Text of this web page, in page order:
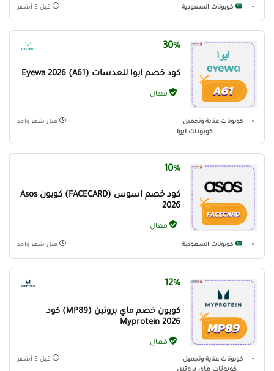
كوبونات السعودية قبل 5 أشهر
30%
كود خصم ايوا للعدسات (A61) Eyewa 2026
فعال
كوبونات عناية وتجميل
كوبونات ايوا
قبل شهر واحد
10%
كود خصم اسوس (FACECARD) كوبون Asos
2026
فعال
كوبونات السعودية قبل شهر واحد
12%
كوبون خصم ماي بروتين (MP89) كود
Myprotein 2026
فعال
كوبونات عناية وتجميل قبل 5 أشهر